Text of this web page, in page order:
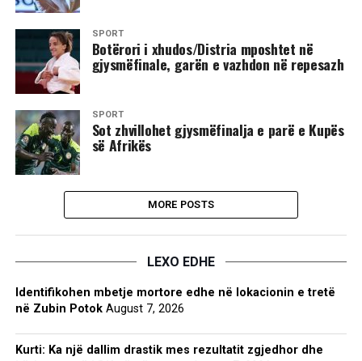
SPORT
Botërori i xhudos/Distria mposhtet në
gjysmëfinale, garën e vazhdon në repesazh
SPORT
Sot zhvillohet gjysmëfinalja e parë e Kupës
së Afrikës
MORE POSTS
LEXO EDHE
Identifikohen mbetje mortore edhe në lokacionin e tretë
në Zubin Potok August 7, 2026
Kurti: Ka një dallim drastik mes rezultatit zgjedhor dhe